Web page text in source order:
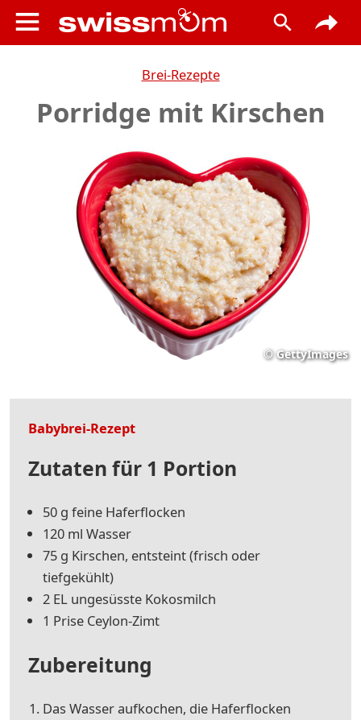
Brei-Rezepte
Porridge mit Kirschen
© GettyImages
Babybrei-Rezept
Zutaten für 1 Portion
50 g feine Haferflocken
120 ml Wasser
75 g Kirschen, entsteint (frisch oder
tiefgekühlt)
2 EL ungesüsste Kokosmilch
1 Prise Ceylon-Zimt
Zubereitung
Das Wasser aufkochen, die Haferflocken